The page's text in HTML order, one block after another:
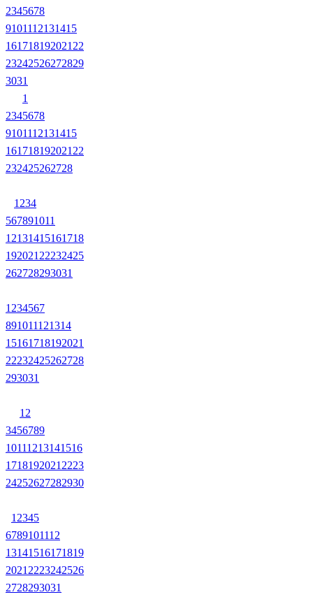
2345678
9101112131415
161718192021 22
23242526272829
3031
1
2345678
9101112131415
161718192021 22
232425262728
1 234
567891011
12131415161718
192021 22232425
262728293031
1 234567
891011121314
15161718192021
22232425262728
293031
1 2
3456789
10111213141516
1718192021 2223
24252627282930
1 2345
6789101112
13141516171819
2021 2223242526
2728293031